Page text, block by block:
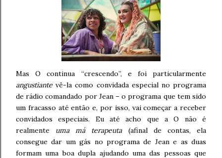
Mas O continua “crescendo”, e foi particularmente
angustiante vê-la como convidada especial no programa
de rádio comandado por Jean – o programa que tem sido
um fracasso até então e, por isso, vai começar a receber
convidados especiais. Eu até acho que a O não é
realmente uma má terapeuta(afinal de contas, ela
consegue dar um gás no programa de Jean e as duas
formam uma boa dupla ajudando uma das pessoas que